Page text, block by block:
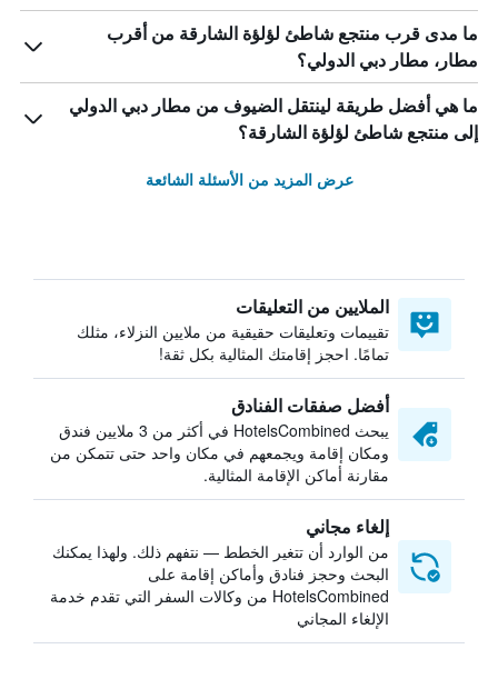
ما مدى قرب منتجع شاطئ لؤلؤة الشارقة من أقرب
مطار، مطار دبي الدولي؟
ما هي أفضل طريقة لينتقل الضيوف من مطار دبي الدولي
إلى منتجع شاطئ لؤلؤة الشارقة؟
عرض المزيد من الأسئلة الشائعة
الملايين من التعليقات
تقييمات وتعليقات حقيقية من ملايين النزلاء، مثلك
تمامًا. احجز إقامتك المثالية بكل ثقة!
أفضل صفقات الفنادق
يبحث HotelsCombined في أكثر من 3 ملايين فندق
ومكان إقامة ويجمعهم في مكان واحد حتى تتمكن من
مقارنة أماكن الإقامة المثالية.
إلغاء مجاني
من الوارد أن تتغير الخطط — نتفهم ذلك. ولهذا يمكنك
البحث وحجز فنادق وأماكن إقامة على
HotelsCombined من وكالات السفر التي تقدم خدمة
الإلغاء المجاني